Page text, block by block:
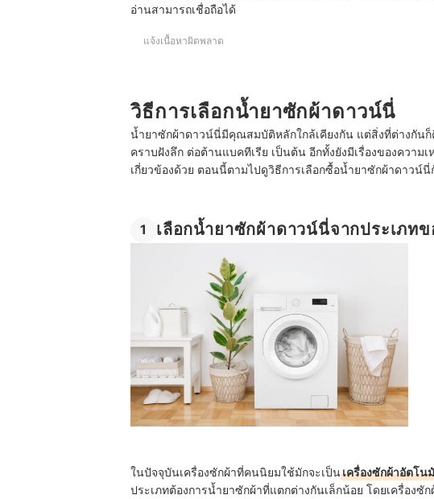
อ่านสามารถเชื่อถือได้
แจ้งเนื้อหาผิดพลาด
วิธีการเลือกน้ำยาซักผ้าดาวน์นี่
น้ำยาซักผ้าดาวน์นี่มีคุณสมบัติหลักใกล้เคียงกัน แต่สิ่งที่ต่างกัน
คราบฝังลึก ต่อต้านแบคทีเรีย เป็นต้น อีกทั้งยังมีเรื่องของความ
เกี่ยวข้องด้วย ตอนนี้ตามไปดูวิธีการเลือกซื้อน้ำยาซักผ้าดาวน์นี่
1 เลือกน้ำยาซักผ้าดาวน์นี่จากประเภท
ในปัจจุบันเครื่องซักผ้าที่คนนิยมใช้มักจะเป็นเครื่องซักผ้าอัตโน
ประเภทต้องการน้ำยาซักผ้าที่แตกต่างกันเล็กน้อย โดยเครื่อง